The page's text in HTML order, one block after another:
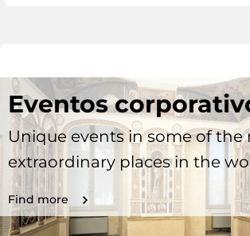
Eventos
Unique events in some of the
extraordinary places in the
Find more